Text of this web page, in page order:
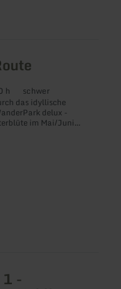
h Anforderung:
schwer
das idyllische
delux -
im Mai/Juni
-